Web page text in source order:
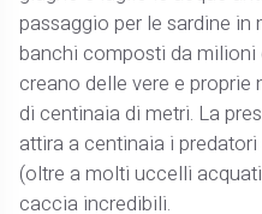
passaggio per le sardine
banchi composti da
creano delle vere e proprie
di centinaia di metri. La
attira a centinaia i
(oltre a molti uccelli
caccia incredibili.